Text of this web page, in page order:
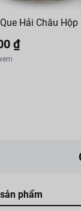
Hải Châu Hộp
₫
phẩm